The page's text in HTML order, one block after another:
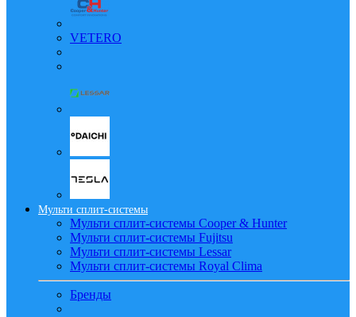
VETERO
Мульти сплит-системы
Мульти сплит-системы Cooper & Hunter
Мульти сплит-системы Fujitsu
Мульти сплит-системы Lessar
Мульти сплит-системы Royal Clima
Бренды